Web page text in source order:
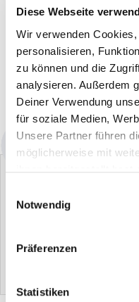
Diese Webseite
Wir verwenden
personalisieren,
zu können und die
analysieren. Außerdem
Deiner Verwendung
für soziale Medien,
Unsere Partner führen
möglicherweise mit
Notwendig
Präferenzen
Statistiken
6,90 € TVA comprise
DANS LE PANIER
Disponibilité :
Hans Raab Nettoyant concentré